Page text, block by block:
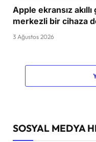
Apple ekransız
merkezli bir cihaza
3 Ağustos 2026
SOSYAL MEDYA